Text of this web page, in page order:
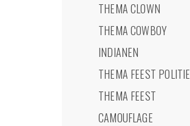
THEMA CLOWN
THEMA COWBOY
INDIANEN
THEMA FEEST POLITIE
THEMA FEEST
CAMOUFLAGE